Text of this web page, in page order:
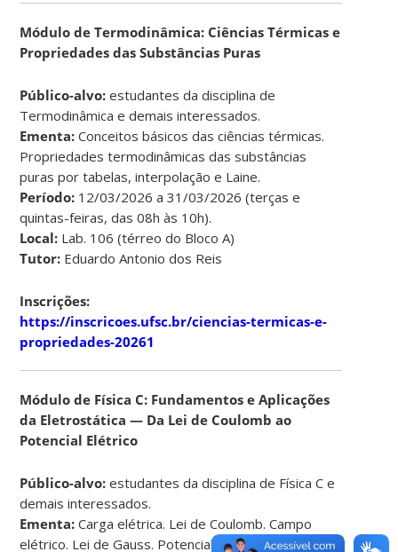
Módulo de Termodinâmica: Ciências Térmicas e
Propriedades das Substâncias Puras
Público-alvo: estudantes da disciplina de
Termodinâmica e demais interessados.
Ementa: Conceitos básicos das ciências térmicas.
Propriedades termodinâmicas das substâncias
puras por tabelas, interpolação e Laine.
Período: 12/03/2026 a 31/03/2026 (terças e
quintas-feiras, das 08h às 10h).
Local: Lab. 106 (térreo do Bloco A)
Tutor: Eduardo Antonio dos Reis
Inscrições:
https://inscricoes.ufsc.br/ciencias-termicas-e-
propriedades-20261
Módulo de Física C: Fundamentos e Aplicações
da Eletrostática — Da Lei de Coulomb ao
Potencial Elétrico
Público-alvo: estudantes da disciplina de Física C e
demais interessados.
Ementa: Carga elétrica. Lei de Coulomb. Campo
elétrico. Lei de Gauss. Potencial eletrostático.